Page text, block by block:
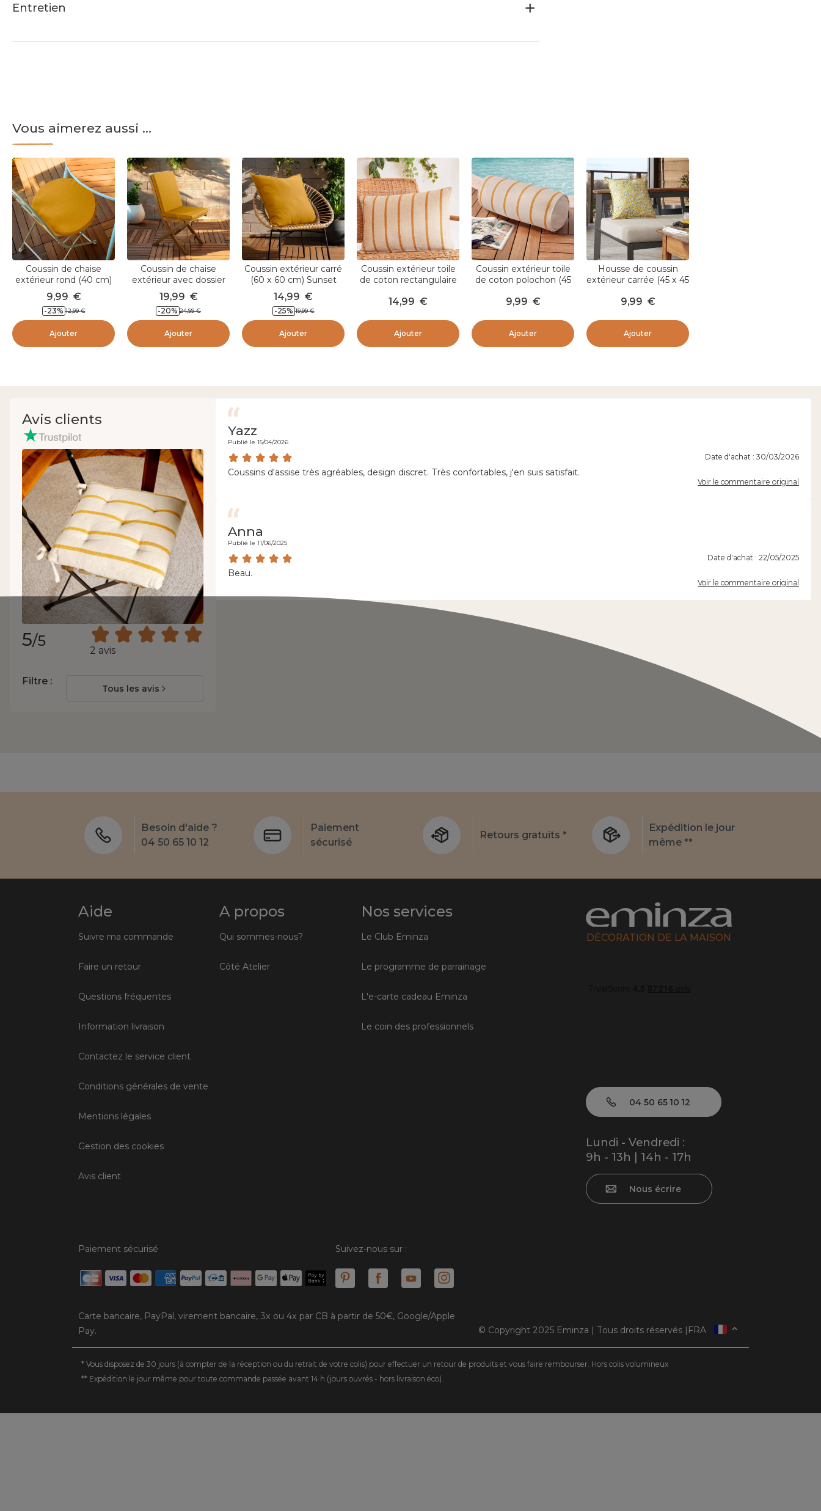
Entretien
Vous aimerez aussi ...
Coussin de chaise
extérieur rond (40 cm)
Sunset Jaune
moutarde
9,99 €
-23% 12,99 €
Ajouter
Coussin de chaise
extérieur avec dossier
(90 x 40 cm) Sunset
Jaune moutarde
19,99 €
-20% 24,99 €
Ajouter
Coussin extérieur carré
(60 x 60 cm) Sunset
Jaune moutarde
14,99 €
-25% 19,99 €
Ajouter
Coussin extérieur toile
de coton rectangulaire
Jaune Moutarde
14,99 €
Ajouter
Coussin extérieur toile
de coton polochon (45
Moutarde
9,99 €
Ajouter
Housse de coussin
extérieur carrée (45 x 45
9,99 €
Ajouter
Avis clients
5/5
2 avis
Filtre :
Tous les avis
Yazz
Publié le 15/04/2026
Date d'achat : 30/03/2026
Coussins d'assise très agréables, design discret. Très confortables, j'en suis satisfait.
Voir le commentaire original
Anna
Publié le 11/06/2025
Date d'achat : 22/05/2025
Beau.
Voir le commentaire original
Besoin d'aide ?
04 50 65 10 12
Paiement
sécurisé
Retours gratuits *
Expédition le jour
même **
Aide
Suivre ma commande
Faire un retour
Questions fréquentes
Information livraison
Contactez le service client
Conditions générales de vente
Mentions légales
Gestion des cookies
Avis client
A propos
Qui sommes-nous?
Côté Atelier
Nos services
Le Club Eminza
Le programme de parrainage
L'e-carte cadeau Eminza
Le coin des professionnels
DÉCORATION DE LA MAISON
04 50 65 10 12
Lundi - Vendredi :
9h - 13h | 14h - 17h
Nous écrire
Paiement sécurisé Suivez-nous sur :
Carte bancaire, PayPal, virement bancaire, 3x ou 4x par CB à partir de 50€, Google/Apple
Pay.
© Copyright 2025 Eminza | Tous droits réservés |
ESPAÑA
ITALIE
DEUTSCHLAND
FRA
* Vous disposez de 30 jours (à compter de la réception ou du retrait de votre colis) pour effectuer un retour de produits et vous faire rembourser. Hors colis volumineux
** Expédition le jour même pour toute commande passée avant 14 h (jours ouvrés - hors livraison éco)